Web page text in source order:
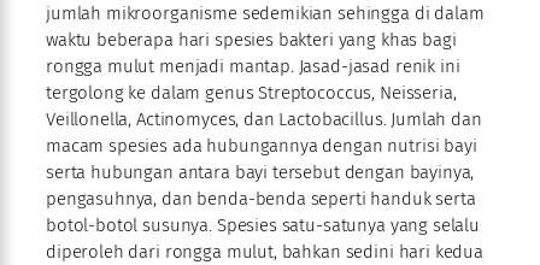
jumlah mikroorganisme sedemikian sehingga di dalam
waktu beberapa hari spesies bakteri yang khas bagi
rongga mulut menjadi mantap. Jasad-jasad renik ini
tergolong ke dalam genus Streptococcus, Neisseria,
Veillonella, Actinomyces, dan Lactobacillus. Jumlah dan
macam spesies ada hubungannya dengan nutrisi bayi
serta hubungan antara bayi tersebut dengan bayinya,
pengasuhnya, dan benda-benda seperti handuk serta
botol-botol susunya. Spesies satu-satunya yang selalu
diperoleh dari rongga mulut, bahkan sedini hari kedua